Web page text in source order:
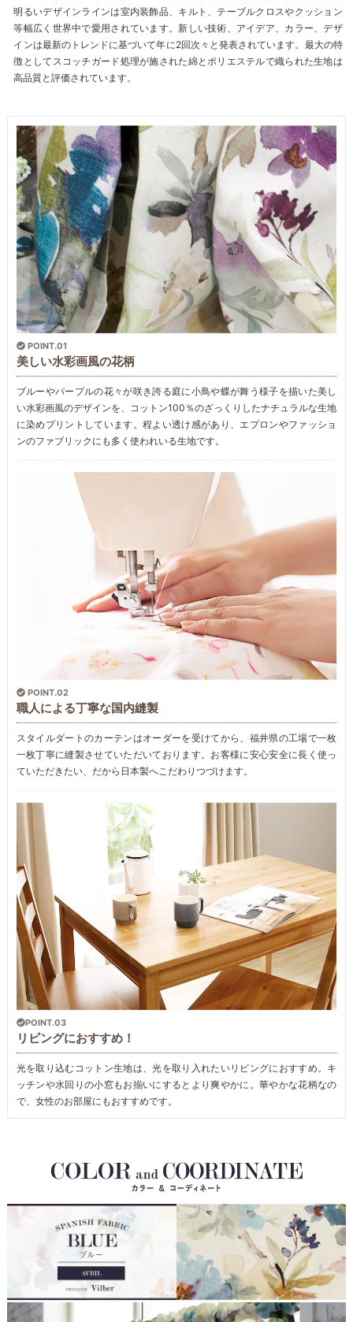
明るいデザインラインは室内装飾品、キルト、テーブルクロスやクッション
等幅広く世界中で愛用されています。新しい技術、アイデア、カラー、デザ
インは最新のトレンドに基づいて年に2回次々と発表されています。最大の特
徴としてスコッチガード処理が施された綿とポリエステルで織られた生地は
高品質と評価されています。
POINT.01
美しい水彩画風の花柄
ブルーやパープルの花々が咲き誇る庭に小鳥や蝶が舞う様子を描いた美し
い水彩画風のデザインを、コットン100％のざっくりしたナチュラルな生地
に染めプリントしています。程よい透け感があり、エプロンやファッショ
ンのファブリックにも多く使われいる生地です。
POINT.02
職人による丁寧な国内縫製
スタイルダートのカーテンはオーダーを受けてから、福井県の工場で一枚
一枚丁寧に縫製させていただいております。お客様に安心安全に長く使っ
ていただきたい、だから日本製へこだわりつづけます。
POINT.03
リビングにおすすめ！
光を取り込むコットン生地は、光を取り入れたいリビングにおすすめ。キ
ッチンや水回りの小窓もお揃いにするとより爽やかに。華やかな花柄なの
で、女性のお部屋にもおすすめです。